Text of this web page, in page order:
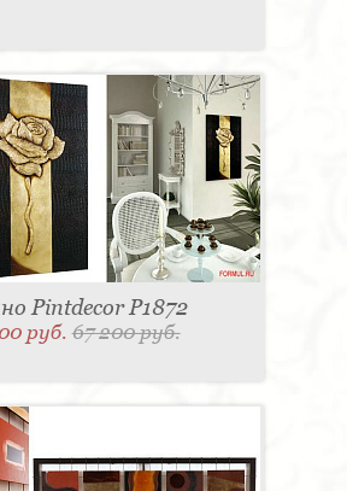
Pintdecor P1872
руб.67 200 руб.